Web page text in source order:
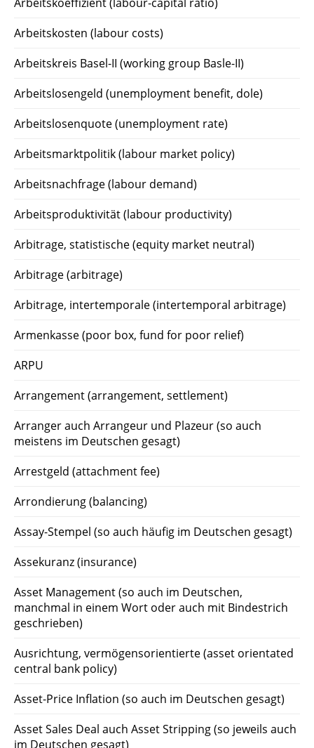
Arbeitskosten (labour costs)
Arbeitskreis Basel-II (working group Basle-II)
Arbeitslosengeld (unemployment benefit, dole)
Arbeitslosenquote (unemployment rate)
Arbeitsmarktpolitik (labour market policy)
Arbeitsnachfrage (labour demand)
Arbeitsproduktivität (labour productivity)
Arbitrage, statistische (equity market neutral)
Arbitrage (arbitrage)
Arbitrage, intertemporale (intertemporal arbitrage)
Armenkasse (poor box, fund for poor relief)
ARPU
Arrangement (arrangement, settlement)
Arranger auch Arrangeur und Plazeur (so auch
meistens im Deutschen gesagt)
Arrestgeld (attachment fee)
Arrondierung (balancing)
Assay-Stempel (so auch häufig im Deutschen gesagt)
Assekuranz (insurance)
Asset Management (so auch im Deutschen,
manchmal in einem Wort oder auch mit Bindestrich
geschrieben)
Ausrichtung, vermögensorientierte (asset orientated
central bank policy)
Asset-Price Inflation (so auch im Deutschen gesagt)
Asset Sales Deal auch Asset Stripping (so jeweils auch
im Deutschen gesagt)